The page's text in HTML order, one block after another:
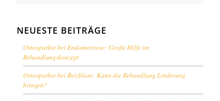
NEUESTE BEITRÄGE
Osteopathie bei Endometriose: Große Hilfe im
Behandlungskonzept
Osteopathie bei Reizblase: Kann die Behandlung Linderung
bringen?